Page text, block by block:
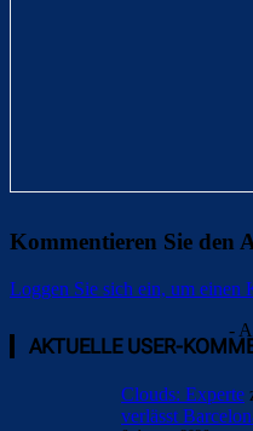
Kommentieren Sie den
Loggen Sie sich ein, um einen